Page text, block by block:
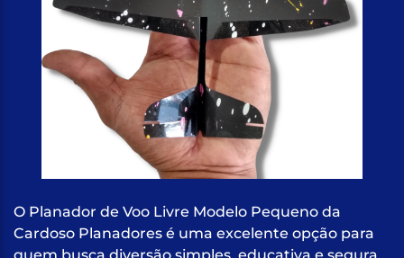
O Planador de Voo Livre Modelo Pequeno da
Cardoso Planadores é uma excelente opção para